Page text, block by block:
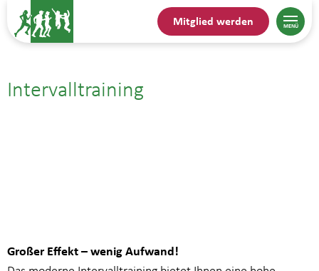
Mitglied werden
Intervalltraining
Großer Effekt – wenig Aufwand!